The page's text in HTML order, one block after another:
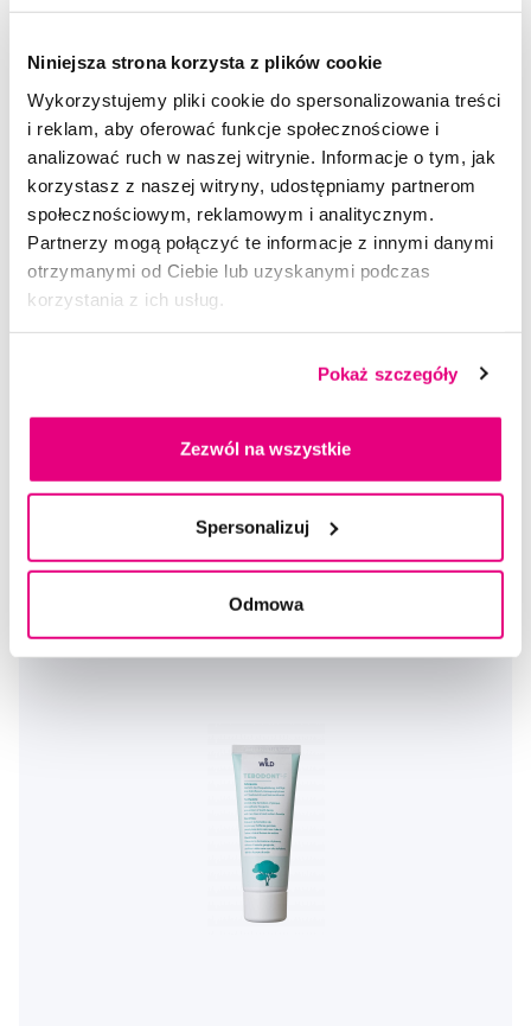
Niniejsza strona korzysta z plików cookie
Wykorzystujemy pliki cookie do spersonalizowania treści
i reklam, aby oferować funkcje społecznościowe i
analizować ruch w naszej witrynie. Informacje o tym, jak
korzystasz z naszej witryny, udostępniamy partnerom
społecznościowym, reklamowym i analitycznym.
Partnerzy mogą połączyć te informacje z innymi danymi
otrzymanymi od Ciebie lub uzyskanymi podczas
korzystania z ich usług.
Pokaż szczegóły
Zezwól na wszystkie
Spersonalizuj
Odmowa
Tebodont pasta do zębów bez fluoru, 75 ml
43,90 Zł
Dostępny > 5 szt